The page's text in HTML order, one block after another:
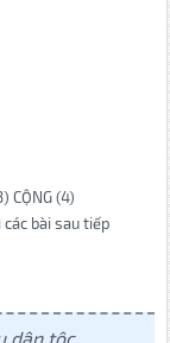
CỘNG (4)
bài sau tiếp
dân tộc